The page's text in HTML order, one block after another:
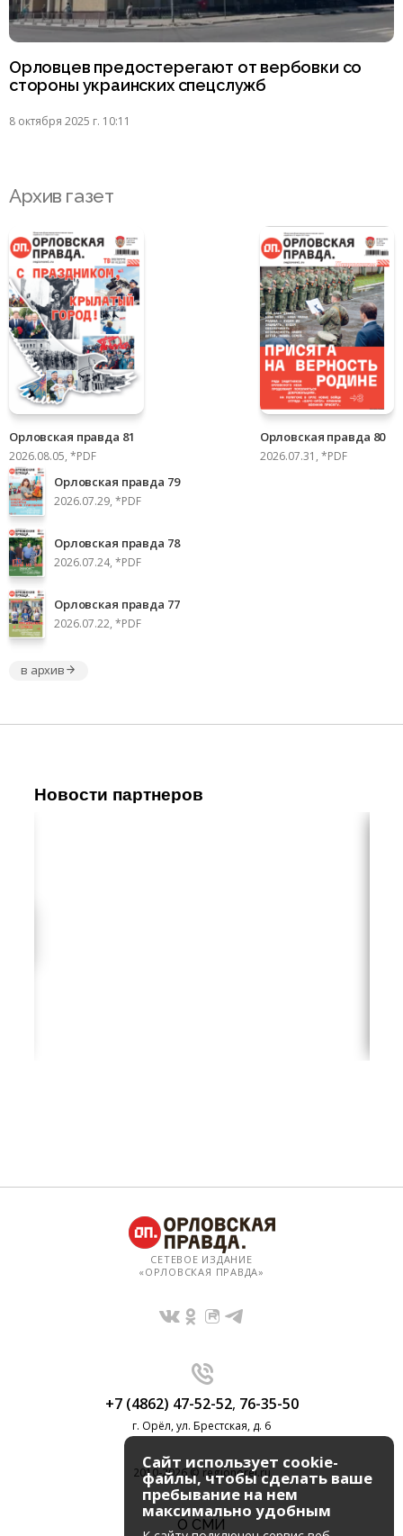
Орловцев предостерегают от вербовки со
стороны украинских спецслужб
8 октября 2025 г. 10:11
Архив газет
Орловская правда 81
2026.08.05, *PDF
Орловская правда 80
2026.07.31, *PDF
Орловская правда 79
2026.07.29, *PDF
Орловская правда 78
2026.07.24, *PDF
Орловская правда 77
2026.07.22, *PDF
в архив
Новости партнеров
СЕТЕВОЕ ИЗДАНИЕ
«ОРЛОВСКАЯ ПРАВДА»
+7 (4862) 47-52-52, 76-35-50
г. Орёл, ул. Брестская, д. 6
2010-2026 © regionorel.ru
О СМИ
Сайт использует cookie-
файлы, чтобы сделать ваше
пребывание на нем
максимально удобным